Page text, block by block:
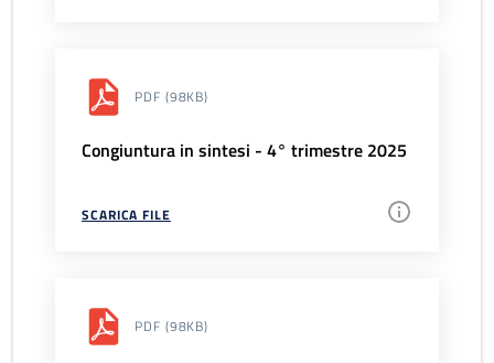
PDF (98KB)
Congiuntura in sintesi - 4° trimestre 2025
SCARICA FILE
PDF (98KB)